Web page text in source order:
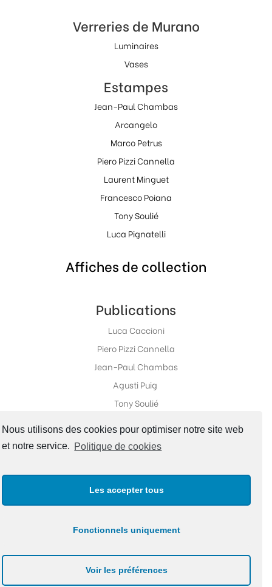
Nous utilisons des cookies pour optimiser notre site web
et notre service. Politique de cookies
Les accepter tous
Fonctionnels uniquement
Voir les préférences
Verreries de Murano
Luminaires
Vases
Estampes
Jean-Paul Chambas
Arcangelo
Marco Petrus
Piero Pizzi Cannella
Laurent Minguet
Francesco Poiana
Tony Soulié
Luca Pignatelli
Affiches de collection
Publications
Luca Caccioni
Piero Pizzi Cannella
Jean-Paul Chambas
Agusti Puig
Tony Soulié
Réseaux sociaux
Copyright ©Galerie Fabrice Galvani |
confidentialité|Site Map